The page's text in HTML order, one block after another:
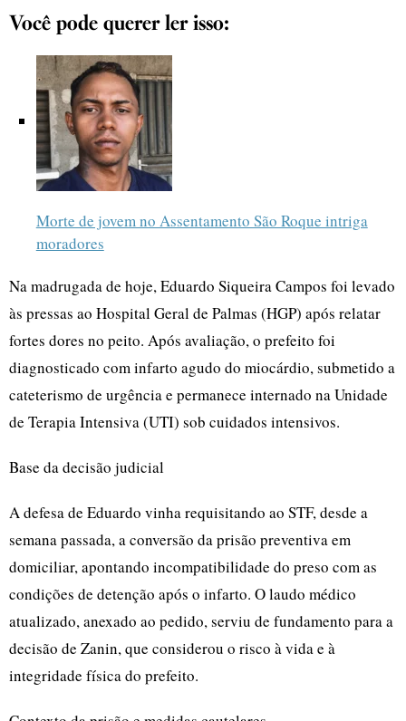
Você pode querer ler isso:
Morte de jovem no Assentamento São Roque intriga
moradores
Na madrugada de hoje, Eduardo Siqueira Campos foi levado
às pressas ao Hospital Geral de Palmas (HGP) após relatar
fortes dores no peito. Após avaliação, o prefeito foi
diagnosticado com infarto agudo do miocárdio, submetido a
cateterismo de urgência e permanece internado na Unidade
de Terapia Intensiva (UTI) sob cuidados intensivos.
Base da decisão judicial
A defesa de Eduardo vinha requisitando ao STF, desde a
semana passada, a conversão da prisão preventiva em
domiciliar, apontando incompatibilidade do preso com as
condições de detenção após o infarto. O laudo médico
atualizado, anexado ao pedido, serviu de fundamento para a
decisão de Zanin, que considerou o risco à vida e à
integridade física do prefeito.